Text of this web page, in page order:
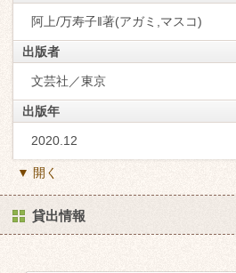
阿上/万寿子‖著(アガミ,マスコ)
出版者
文芸社／東京
出版年
2020.12
▼ 開く
貸出情報